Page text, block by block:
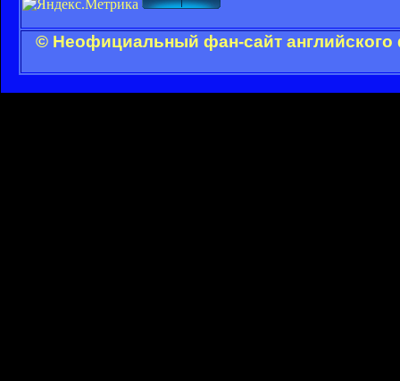
© Неофициальный фан-сайт английского